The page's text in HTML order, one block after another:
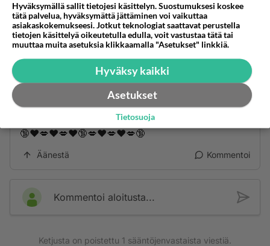
Anonyymi
2024-04-25 09:18:57
🍒🍑🍒🍑🍒🍑🍒🍑🍒
🔞 K­u­­u­­­m­­­a­t­ ­­t­­y­­t­­ö­­­t­­ ­­­o­­­d­­­o­­­t­t­a­v­­­­a­­­t­ ­­­s­­i­n­u­­­a­­­ ->
kissgirl?18288299
🔞❤️💋❤️💋❤️🔞💋❤️💋❤️💋🔞
Äänestä Kommentoi
Kommentoi aloitusta...
Ketjusta on poistettu 1 sääntöjenvastaista viestiä.
Hyväksymällä sallit tietojesi käsittelyn. Suostumuksesi koskee
tätä palvelua, hyväksymättä jättäminen voi vaikuttaa
asiakaskokemukseesi. Jotkut teknologiat saattavat perustella
tietojen käsittelyä oikeutetulla edulla, voit vastustaa tätä tai
muuttaa muita asetuksia klikkaamalla "Asetukset" linkkiä.
Hyväksy kaikki
Asetukset
Tietosuoja